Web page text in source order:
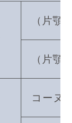
（片顎
（片顎
コーヌ